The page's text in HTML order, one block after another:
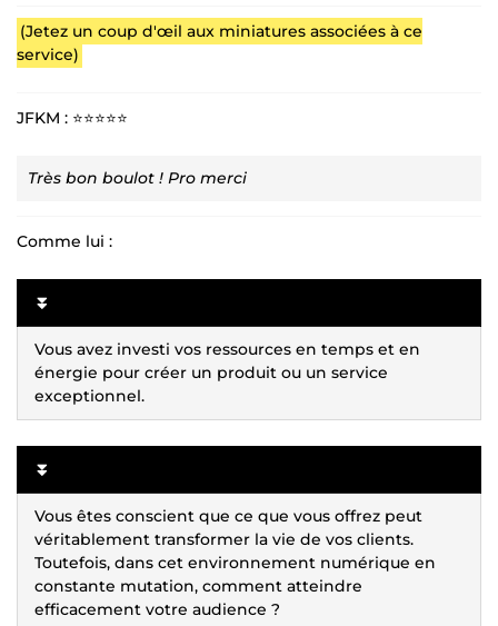
(Jetez un coup d'œil aux miniatures associées à ce
service)
JFKM : ⭐⭐⭐⭐⭐
Très bon boulot ! Pro merci
Comme lui :
⏬
Vous avez investi vos ressources en temps et en
énergie pour créer un produit ou un service
exceptionnel.
⏬
Vous êtes conscient que ce que vous offrez peut
véritablement transformer la vie de vos clients.
Toutefois, dans cet environnement numérique en
constante mutation, comment atteindre
efficacement votre audience ?